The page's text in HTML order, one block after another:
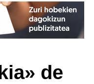
de